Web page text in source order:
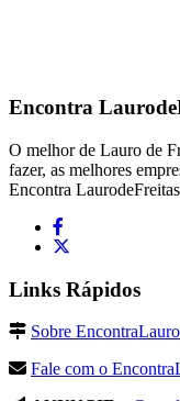
Encontra
O melhor de Lauro de
fazer, as melhores
Encontra
Links Rápidos
Sobre
Fale com o